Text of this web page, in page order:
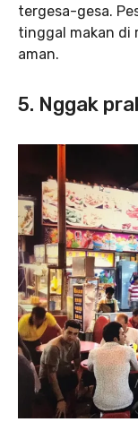
tergesa-gesa.
tinggal makan di
aman.
5. Nggak